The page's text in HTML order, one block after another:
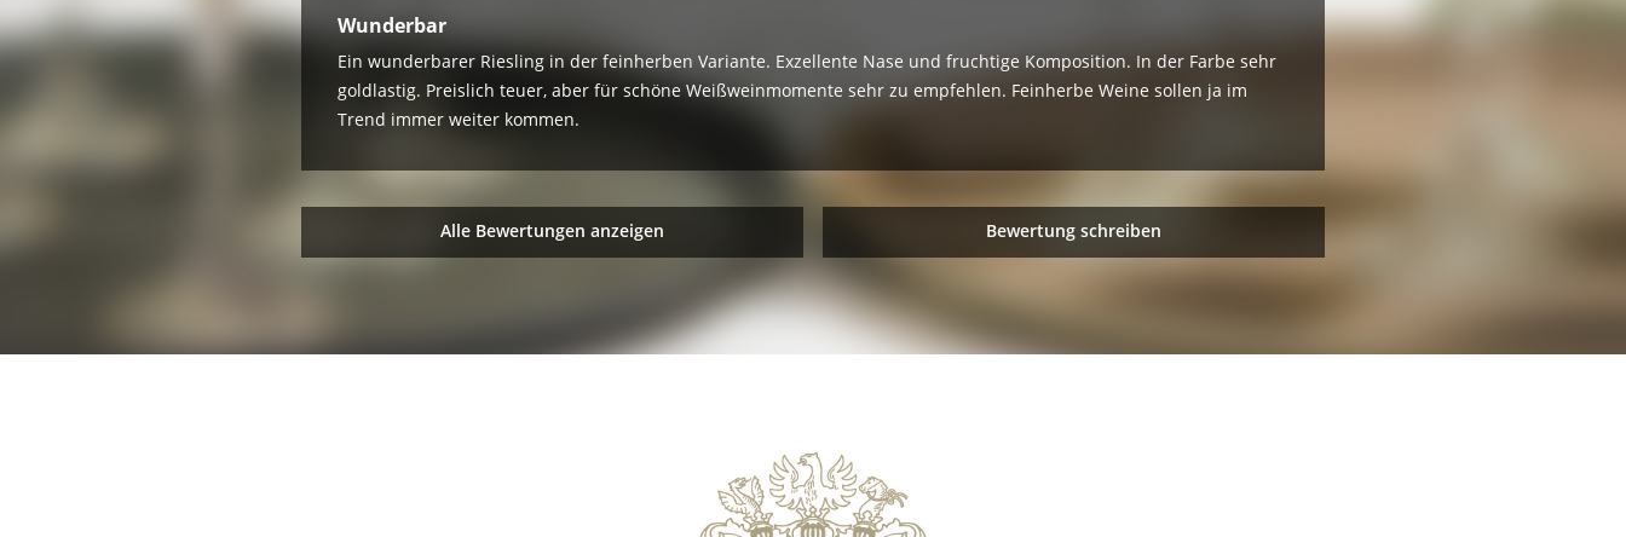
Wunderbar
Ein wunderbarer Riesling in der feinherben Variante. Exzellente Nase und fruchtige Komposition. In der Farbe sehr
goldlastig. Preislich teuer, aber für schöne Weißweinmomente sehr zu empfehlen. Feinherbe Weine sollen ja im
Trend immer weiter kommen.
Alle Bewertungen anzeigen Bewertung schreiben